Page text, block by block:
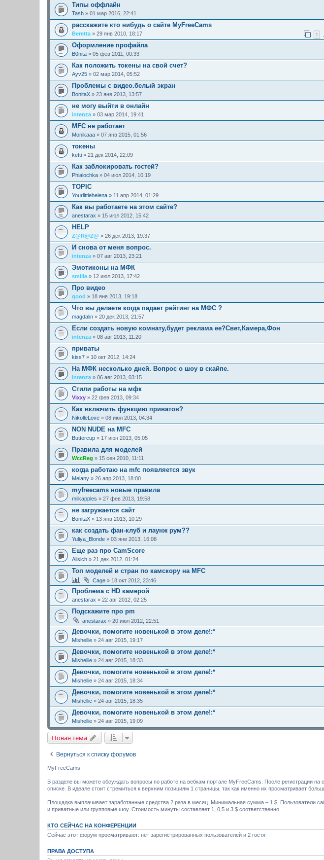
Типы оффлайн
Tash » 01 мар 2016, 22:41
расскажите кто нибудь о сайте MyFreeCams
Beretta » 29 янв 2010, 18:17 1
Оформление профайла
B0nita » 05 фев 2011, 00:33
Как положить токены на свой счет?
Ayv25 » 02 мар 2014, 05:52
Проблемы с видео.белый экран
BonitaX » 23 янв 2013, 13:57
не могу выйти в онлайн
intenza » 03 мар 2014, 19:41
MFC не работает
Monikaaa » 07 янв 2015, 01:56
токены
ketti » 21 дек 2014, 22:09
Как заблокировать гостей?
Phialochka » 04 июл 2014, 10:19
TOPIC
Yourlittlehelena » 11 апр 2014, 01:29
Как вы работаете на этом сайте?
anestarax » 15 июл 2012, 15:42
HELP
Z@R@Z@ » 26 дек 2013, 19:37
И снова от меня вопрос.
intenza » 07 авг 2013, 23:21
Эмотиконы на МФК
smilla » 12 июл 2013, 17:42
Про видео
good » 18 янв 2013, 19:18
Что вы делаете когда падает рейтинг на МФС ?
magdalin » 20 дек 2013, 21:57
Если создать новую комнату,будет реклама ее?Свет,Камера,Фон
intenza » 08 авг 2013, 11:20
приваты
kiss7 » 10 окт 2012, 14:24
На МФК несколько дней. Вопрос о шоу в скайпе.
intenza » 06 авг 2013, 03:15
Стили работы на мфк
Vixxy » 22 фев 2013, 09:34
Как включить функцию приватов?
NikolleLove » 08 июл 2013, 04:34
NON NUDE на MFC
Buttercup » 17 июн 2013, 05:05
Правила для моделей
WccReg » 15 сен 2010, 11:11
когда работаю на mfс появляется звук
Melany » 26 апр 2013, 18:00
myfreecams новые правила
milkapples » 27 фев 2013, 19:58
не загружается сайт
BonitaX » 13 янв 2013, 10:29
как создать фан-клуб и лаунж рум??
Yuliya_Blonde » 03 янв 2013, 16:08
Еще раз про CamScore
Alisich » 21 дек 2012, 01:24
Топ моделей и стран по камскору на MFC
Cage » 18 окт 2012, 23:46
Проблема с HD камерой
anestarax » 22 авг 2012, 02:25
Подскажите про pm
anestarax » 20 июл 2012, 22:51
Девочки, помогите новенькой в этом деле!:*
Mishellie » 24 авг 2015, 19:17
Девочки, помогите новенькой в этом деле!:*
Mishellie » 24 авг 2015, 18:33
Девочки, помогите новенькой в этом деле!:*
Mishellie » 24 авг 2015, 18:34
Девочки, помогите новенькой в этом деле!:*
Mishellie » 24 авг 2015, 18:35
Девочки, помогите новенькой в этом деле!:*
Mishellie » 24 авг 2015, 19:09
Новая тема
Вернуться к списку форумов
MyFreeCams
В разделе вы можете обсуждать вопросы по работе на вебкам портале MyFreeCams. После регистрации
списке. В идеале стоит стремиться к верхним позициям 1 страницы, так как именно их просматривает
Площадка выплачивает заработанные средства 2 раза в месяц. Минимальная сумма – 1 $. Пользователи
и приватные или групповые шоу. Стоимость минуты составляет 1, 0,5 и 3 $ соответственно.
КТО СЕЙЧАС НА КОНФЕРЕНЦИИ
Сейчас этот форум просматривают: нет зарегистрированных пользователей и 2 гостя
ПРАВА ДОСТУПА